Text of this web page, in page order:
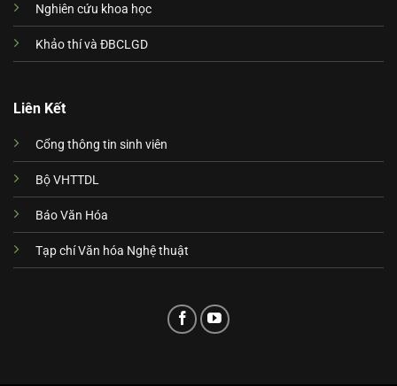
Nghiên cứu khoa học
Khảo thí và ĐBCLGD
Liên Kết
Cổng thông tin sinh viên
Bộ VHTTDL
Báo Văn Hóa
Tạp chí Văn hóa Nghệ thuật